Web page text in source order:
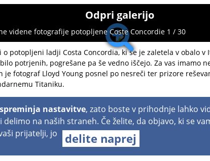
Odpri galerijo
videne fotografije potopljene Coste Concordie 1 / 30
o potopljeni ladji Costa Concordia, ki se je zaletela v obalo v
potrjenih, pogrešane pa še vedno iščejo. Za vas imamo
je fotograf Lloyd Young posnel po nesreči ter prizore
Titaniku.
nastavitve, zato boste v prihodnje lahko
delimo na naših straneh. Če želite, da objavo, ki se
prijatelji, jo
delite naprej